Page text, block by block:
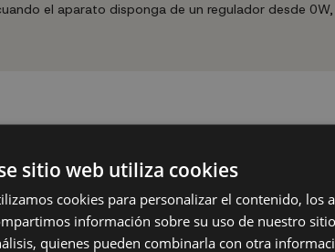
el aparato disponga de un regulador desde 0W,
sitio web utiliza cookies
cookies para personalizar el contenido, los
información sobre su uso de nuestro
quienes pueden combinarla con otra